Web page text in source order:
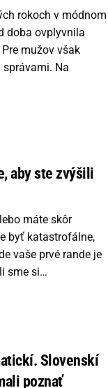
rokoch v módnom
doba ovplyvnila
mužov však
Na
aby ste zvýšili
máte skôr
byť katastrofálne,
vaše prvé rande je
sme si…
Slovenskí
poznať